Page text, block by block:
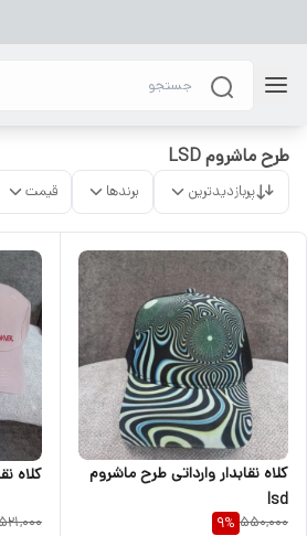
طرح ماشروم LSD
پربازدیدترین برندها قیمت
کلاه نقابدار وارداتی طرح ماشروم
lsd
550,000
9%
کلاه